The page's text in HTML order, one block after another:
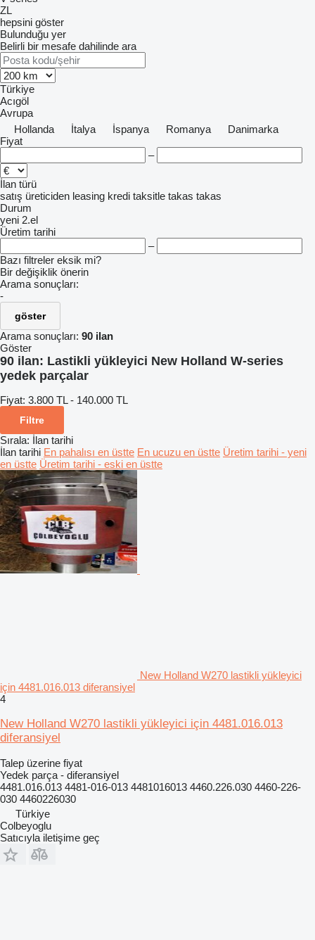
ZL
hepsini göster
Bulunduğu yer
Belirli bir mesafe dahilinde ara
Türkiye
Acıgöl
Avrupa
Hollanda
İtalya İspanya Romanya
Danimarka
Fiyat
–
İlan türü
satış üreticiden leasing kredi taksitle takas takas
Durum
yeni 2.el
Üretim tarihi
–
Bazı filtreler eksik mi?
Bir değişiklik önerin
Arama sonuçları:
-
göster
Arama sonuçları: 90 ilan
Göster
90 ilan: Lastikli yükleyici New Holland W-series
yedek parçalar
Fiyat: 3.800 TL - 140.000 TL
Filtre
Sırala: İlan tarihi
İlan tarihi En pahalısı en üstte En ucuzu en üstte Üretim tarihi - yeni
en üstte Üretim tarihi - eski en üstte
New Holland W270 lastikli yükleyici
için 4481.016.013 diferansiyel
4
New Holland W270 lastikli yükleyici için 4481.016.013
diferansiyel
Talep üzerine fiyat
Yedek parça - diferansiyel
4481.016.013 4481-016-013 4481016013 4460.226.030 4460-226-
030 4460226030
Türkiye
Colbeyoglu
Satıcıyla iletişime geç